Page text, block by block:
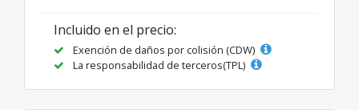
Incluido en el precio:
Exención de daños por colisión (CDW)
La responsabilidad de terceros(TPL)